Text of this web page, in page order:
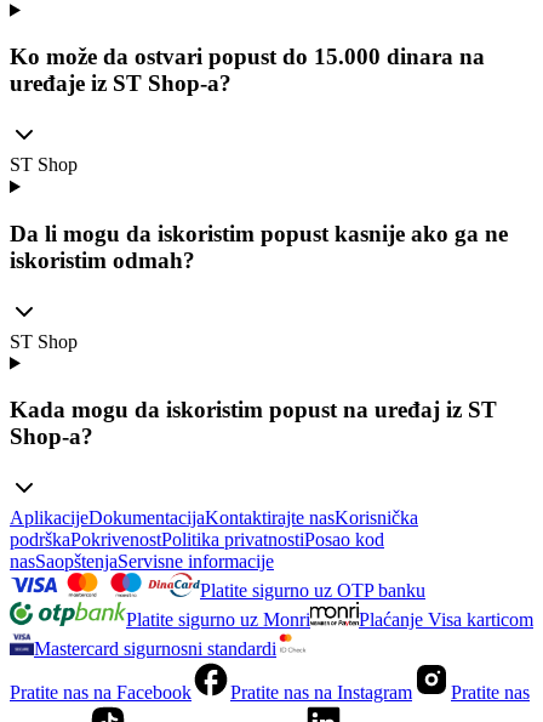
Ko može da ostvari popust do 15.000 dinara na
uređaje iz ST Shop-a?
ST Shop
Da li mogu da iskoristim popust kasnije ako ga ne
iskoristim odmah?
ST Shop
Kada mogu da iskoristim popust na uređaj iz ST
Shop-a?
AplikacijeDokumentacijaKontaktirajte nasKorisnička
podrškaPokrivenostPolitika privatnostiPosao kod
nasSaopštenjaServisne informacije
Platite sigurno uz OTP banku
Platite sigurno uz Monri
Plaćanje Visa karticom
Mastercard sigurnosni standardi
Pratite nas na Facebook Pratite nas na Instagram Pratite nas